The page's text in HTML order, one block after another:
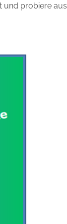
und probiere aus